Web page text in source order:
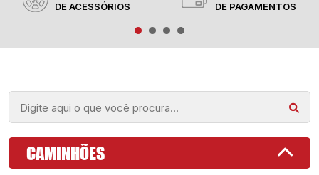
DE ACESSÓRIOS
DE PAGAMENTOS
CAMINHÕES